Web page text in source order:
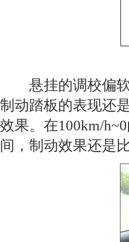
悬挂的调校偏软
制动踏板的表现还
效果。在100km/h~
间，制动效果还是